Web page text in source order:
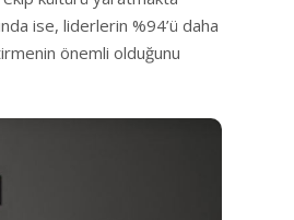
ise, liderlerin %94’ü daha
önemli olduğunu